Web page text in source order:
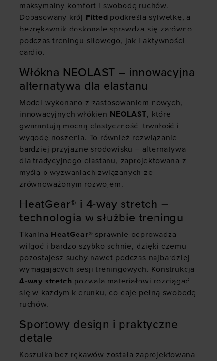
maksymalny komfort i swobodę ruchów.
Dopasowany krój Fitted podkreśla sylwetkę, a
bezrękawnik doskonale sprawdza się zarówno
podczas treningu siłowego, jak i aktywności
cardio.
Włókna NEOLAST – innowacyjna
alternatywa dla elastanu
Model wykonano z zastosowaniem nowych,
innowacyjnych włókien NEOLAST, które
gwarantują mocną elastyczność, trwałość i
wygodę noszenia. To również rozwiązanie
bardziej przyjazne środowisku – alternatywa
dla tradycyjnego elastanu, zaprojektowana z
myślą o wyzwaniach związanych ze
zrównoważonym rozwojem.
HeatGear® i 4-way stretch –
technologia w służbie treningu
Tkanina HeatGear® sprawnie odprowadza
wilgoć i bardzo szybko schnie, dzięki czemu
pozostajesz suchy nawet podczas najbardziej
wymagających sesji treningowych. Konstrukcja
4-way stretch pozwala materiałowi rozciągać
się w każdym kierunku, co daje pełną swobodę
ruchów.
Sportowy design i praktyczne
detale
Koszulka bez rękawów została zaprojektowana